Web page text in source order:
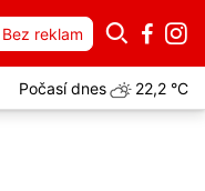
Bez reklam
Počasí dnes 22,2 °C